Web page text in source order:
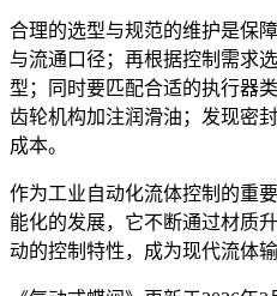
合理的选型与规范的维护是保
与流通口径；再根据控制需求
型；同时要匹配合适的执行器
齿轮机构加注润滑油；发现密
成本。
作为工业自动化流体控制的重
能化的发展，它不断通过材质
动的控制特性，成为现代流体